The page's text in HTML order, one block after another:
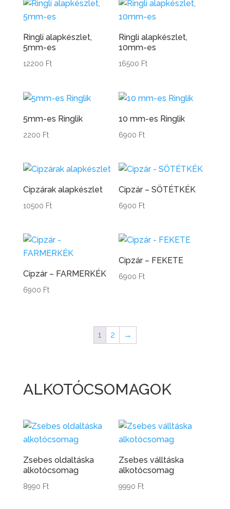
Ringli alapkészlet,
5mm-es
12200 Ft
Ringli alapkészlet,
10mm-es
16500 Ft
5mm-es Ringlik
2200 Ft
10 mm-es Ringlik
6900 Ft
Cipzárak alapkészlet
10500 Ft
Cipzár – SÖTÉTKÉK
6900 Ft
Cipzár – FARMERKÉK
6900 Ft
Cipzár – FEKETE
6900 Ft
1 2 →
ALKOTÓCSOMAGOK
Zsebes oldaltáska
alkotócsomag
8990 Ft
Zsebes válltáska
alkotócsomag
9990 Ft